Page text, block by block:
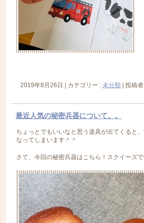
2019年8月26日 カテゴリー : 未分類 投稿
最近人気の秘密兵器について。。
ちょっとでもいいなと思う道具が出てくると
なってしまいます＾＾
さて、今回の秘密兵器はこちら！スクイーズで